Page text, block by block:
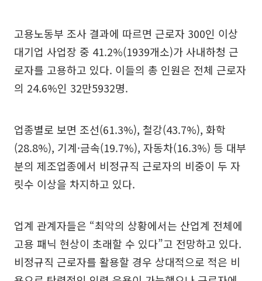
고용노동부 조사 결과에 따르면 근로자 300인 이상
대기업 사업장 중 41.2%(1939개소)가 사내하청 근
로자를 고용하고 있다. 이들의 총 인원은 전체 근로자
의 24.6%인 32만5932명.
업종별로 보면 조선(61.3%), 철강(43.7%), 화학
(28.8%), 기계·금속(19.7%), 자동차(16.3%) 등 대부
분의 제조업종에서 비정규직 근로자의 비중이 두 자
릿수 이상을 차지하고 있다.
업계 관계자들은 “최악의 상황에서는 산업계 전체에
고용 패닉 현상이 초래할 수 있다”고 전망하고 있다.
비정규직 근로자를 활용할 경우 상대적으로 적은 비